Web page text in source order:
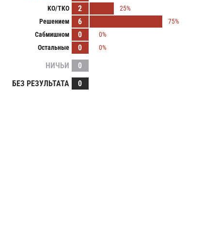
KO/TKO 2
25%
Решением
6
75%
Сабмишном
0
0%
Остальные
0 0%
НИЧЬИ
0
БЕЗ РЕЗУЛЬТАТА
0